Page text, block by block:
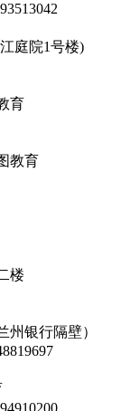
庭院1号楼)
育
教育
楼
银行隔壁）